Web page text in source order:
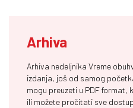
Arhiva
Arhiva nedeljnika Vreme
izdanja, još od samog
mogu preuzeti u PDF
ili možete pročitati sve